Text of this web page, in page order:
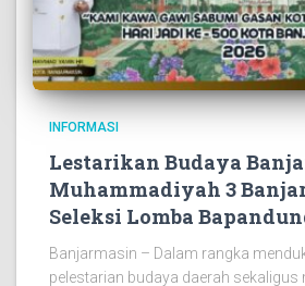
INFORMASI
Lestarikan Budaya
Muhammadiyah 3
Seleksi Lomba
Banjarmasin – Dalam rangka
pelestarian budaya daerah sekaligus